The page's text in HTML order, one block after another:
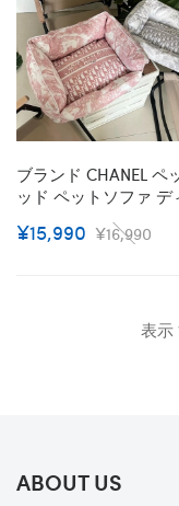
ブランド CHANEL ペ
ッド ペットソファ デ
ル 猫用 犬用ベッド 寝
年タイプ 快眠寝具 リ
小型犬/猫用 ペット
¥15,990 ¥16,990
表示
ABOUT US